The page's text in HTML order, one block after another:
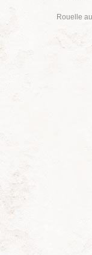
Rouelle